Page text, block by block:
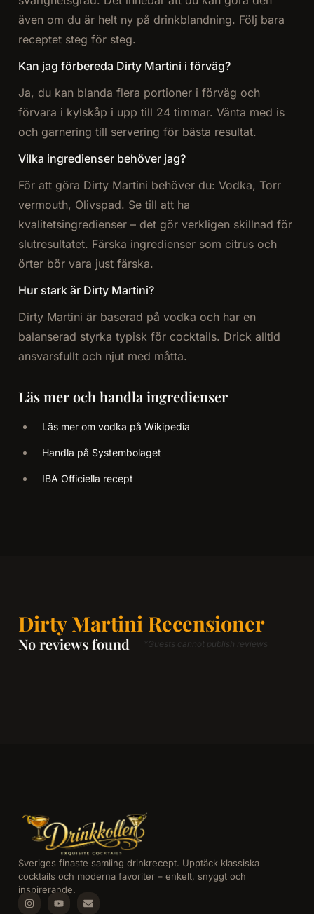
även om du är helt ny på drinkblandning. Följ bara
receptet steg för steg.
Kan jag förbereda Dirty Martini i förväg?
Ja, du kan blanda flera portioner i förväg och
förvara i kylskåp i upp till 24 timmar. Vänta med is
och garnering till servering för bästa resultat.
Vilka ingredienser behöver jag?
För att göra Dirty Martini behöver du: Vodka, Torr
vermouth, Olivspad. Se till att ha
kvalitetsingredienser – det gör verkligen skillnad för
slutresultatet. Färska ingredienser som citrus och
örter bör vara just färska.
Hur stark är Dirty Martini?
Dirty Martini är baserad på vodka och har en
balanserad styrka typisk för cocktails. Drick alltid
ansvarsfullt och njut med måtta.
Läs mer och handla ingredienser
Läs mer om vodka på Wikipedia
Handla på Systembolaget
IBA Officiella recept
Dirty Martini Recensioner
No reviews found *Guests cannot publish reviews
Sveriges finaste samling drinkrecept. Upptäck klassiska
cocktails och moderna favoriter – enkelt, snyggt och
inspirerande.